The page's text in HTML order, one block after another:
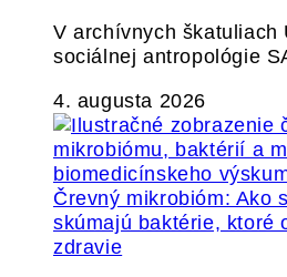
V archívnych škatuliach
sociálnej antropológie
4. augusta 2026
Črevný mikrobióm: Ako
skúmajú baktérie, ktoré
zdravie